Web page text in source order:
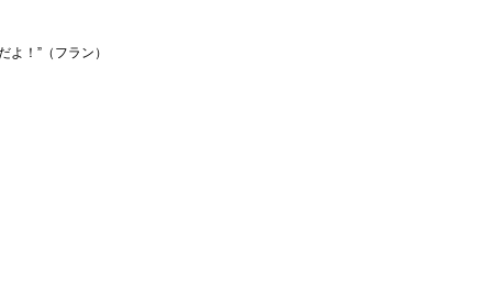
！”（フラン）